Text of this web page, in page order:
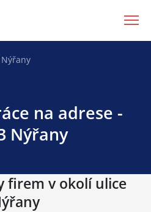
na adrese -
Nýřany
firem v okolí ulice